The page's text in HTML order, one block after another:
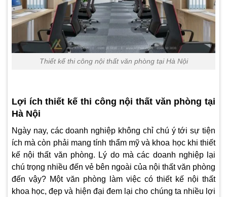
Thiết kế thi công nội thất văn phòng tại Hà Nội
Lợi ích thiết kế thi công nội thất văn phòng tại
Hà Nội
Ngày nay, các doanh nghiệp không chỉ chú ý tới sự tiện
ích mà còn phải mang tính thẩm mỹ và khoa học khi thiết
kế nội thất văn phòng. Lý do mà các doanh nghiệp lại
chú trọng nhiều đến vẻ bên ngoài của nội thất văn phòng
đến vậy? Một văn phòng làm việc có thiết kế nội thất
khoa học, đẹp và hiện đại đem lại cho chúng ta nhiều lợi